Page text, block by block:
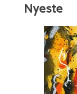
Nyeste